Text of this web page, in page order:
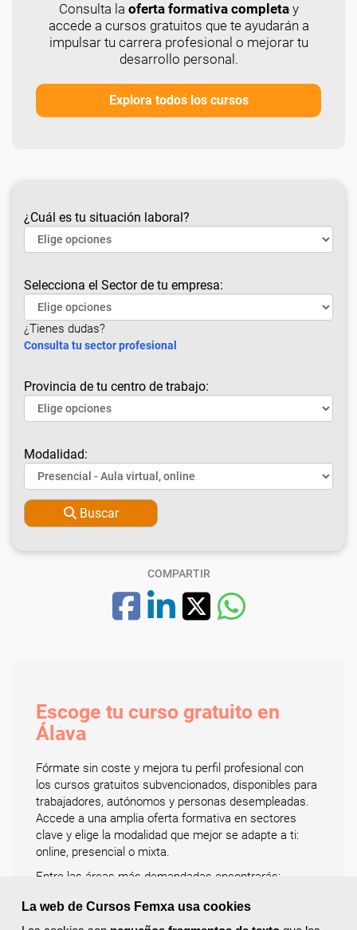
La web de Cursos Femxa usa cookies
Consulta la oferta formativa completay
accede a cursos gratuitos que te ayudarán a
impulsar tu carrera profesional o mejorar tu
desarrollo personal.
Explora todos los cursos
¿Cuál es tu situación laboral?
Selecciona el Sector de tu empresa:
¿Tienes dudas?
Consulta tu sector profesional
Provincia de tu centro de trabajo:
Modalidad:
Buscar
COMPARTIR
Escoge tu curso gratuito en
Álava
Fórmate sin coste y mejora tu perfil profesional con
los cursos gratuitos subvencionados, disponibles para
trabajadores, autónomos y personas desempleadas.
Accede a una amplia oferta formativa en sectores
clave y elige la modalidad que mejor se adapte a ti:
online, presencial o mixta.
Entre las áreas más demandadas encontrarás:
comercio y marketing, educación y docencia,
hostelería y turismo, idiomas, sanidad, logística y